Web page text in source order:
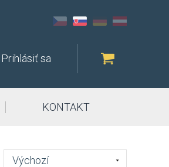
Prihlásiť sa
KONTAKT
Výchozí